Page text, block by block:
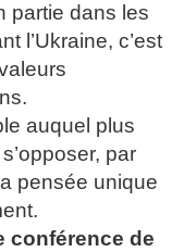
partie dans les
l’Ukraine, c’est
auquel plus
par
pensée unique
conférence de